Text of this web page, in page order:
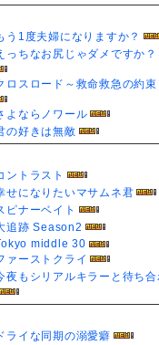
う1度夫婦になりますか？
っちなお尻じゃダメですか？
ロスロード～救命救急の約束
よならノワール
の好きは無敵
ントラスト
せになりたいマサムネ君
ピナーベイト
追跡 Season2
middle 30
ァーストクライ
夜もシリアルキラーと待ち合
ライな同期の溺愛癖